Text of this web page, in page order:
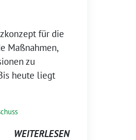
für die
Maßnahmen,
zu
heute liegt
WEITERLESEN